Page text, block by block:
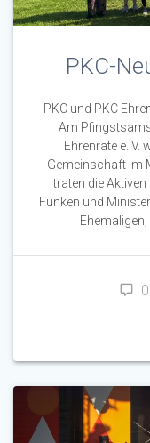
PKC-
PKC und PKC
Am
Ehrenräte e. V.
Gemeinschaft im
traten die
Funken und
0